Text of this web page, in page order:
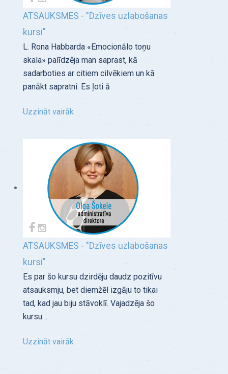
ATSAUKSMES - "Dzīves uzlabošanas
kursi"
L. Rona Habbarda «Emocionālo toņu
skala» palīdzēja man saprast, kā
sadarboties ar citiem cilvēkiem un kā
panākt sapratni. Es ļoti ā
Uzzināt vairāk
ATSAUKSMES - "Dzīves uzlabošanas
kursi"
Es par šo kursu dzirdēju daudz pozitīvu
atsauksmju, bet diemžēl izgāju to tikai
tad, kad jau biju stāvoklī. Vajadzēja šo
kursu…
Uzzināt vairāk